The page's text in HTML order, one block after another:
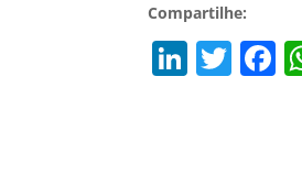
Compartilhe:
Li T F